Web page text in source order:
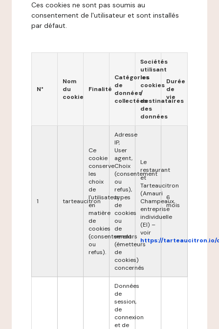
Ces cookies ne sont pas soumis au
consentement de l'utilisateur et sont installés
par défaut.
N°
Nom
du
cookie
Finalité
Catégories
de
données
collectées
Sociétés
utilisant
les
cookies
/
destinataires
des
données
Durée
de
vie
1 tarteaucitron
Ce
cookie
conserve
les
choix
de
l'utilisateur
en
matière
de
cookies
(consentement
ou
refus).
Adresse
IP,
User
agent,
Choix
(consentement
ou
refus),
types
de
cookies
ou
de
vendors
(émetteurs
de
cookies)
concernés
Le
restaurant
et
Tarteaucitron
(Amauri
Champeaux,
entreprise
individuelle
(EI) –
voir
https://tarteaucitron.io/
6
mois
Données
de
session,
de
connexion
et de